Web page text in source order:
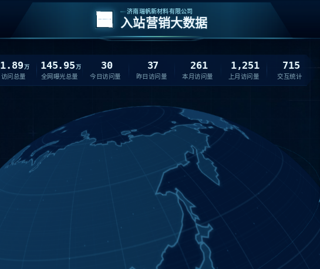
济南瑞帆新材料有限公司
入站营销大数据
1.89万
访问总量
145.95 万
全网曝光总量
30
今日访问量
37
昨日访问量
261
本月访问量
1,251
上月访问量
715
交互统计